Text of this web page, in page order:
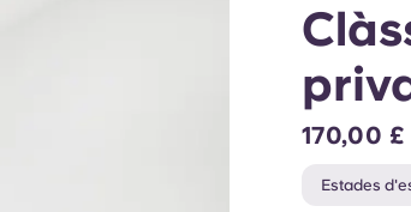
Sobre nosaltres
Preguntes
170,00
Estades